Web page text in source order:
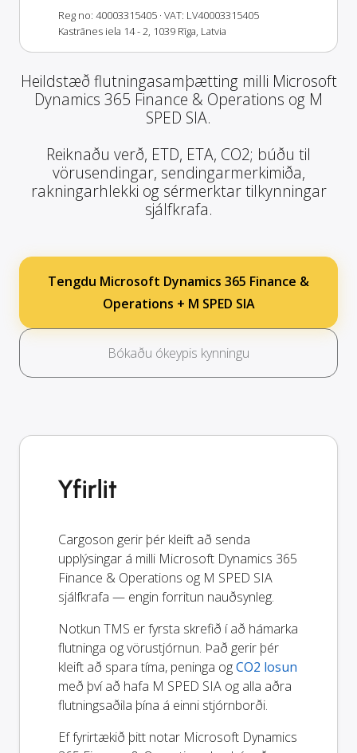
Reg no: 40003315405 · VAT: LV40003315405
Kastrānes iela 14 - 2, 1039 Rīga, Latvia
Heildstæð flutningasamþætting milli Microsoft
Dynamics 365 Finance & Operations og M
SPED SIA.
Reiknaðu verð, ETD, ETA, CO2; búðu til
vörusendingar, sendingarmerkimiða,
rakningarhlekki og sérmerktar tilkynningar
sjálfkrafa.
Tengdu Microsoft Dynamics 365 Finance &
Operations + M SPED SIA
Bókaðu ókeypis kynningu
Yfirlit
Cargoson gerir þér kleift að senda
upplýsingar á milli Microsoft Dynamics 365
Finance & Operations og M SPED SIA
sjálfkrafa — engin forritun nauðsynleg.
Notkun TMS er fyrsta skrefið í að hámarka
flutninga og vörustjórnun. Það gerir þér
kleift að spara tíma, peninga ogCO2 losun
með því að hafa M SPED SIA og alla aðra
flutningsaðila þína á einni stjórnborði.
Ef fyrirtækið þitt notar Microsoft Dynamics